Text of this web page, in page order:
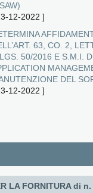
12-2022 ]
63, CO. 2,
50/2016 E S.M.I.
DEL
12-2022 ]
LA FORNITURA di n.